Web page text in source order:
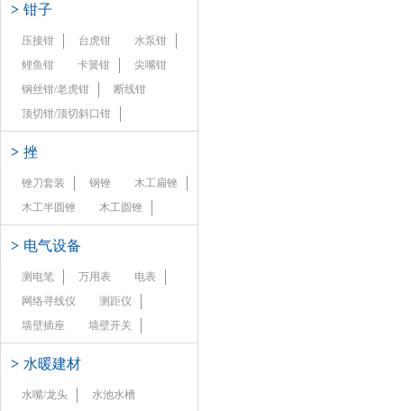
> 钳子
压接钳 台虎钳
水泵钳
鲤鱼钳
卡簧钳
尖嘴钳
钢丝钳/老虎钳
断线钳
顶切钳/顶切斜口钳
> 挫
锉刀套装 钢锉
木工扁锉
木工半圆锉
木工圆锉
> 电气设备
测电笔 万用表
电表
网络寻线仪
测距仪
墙壁插座
墙壁开关
> 水暖建材
水嘴/龙头
水池水槽